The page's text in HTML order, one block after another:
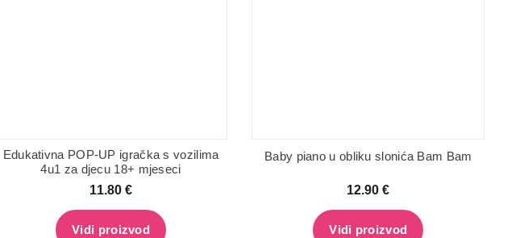
Edukativna POP-UP igračka s vozilima
4u1 za djecu 18+ mjeseci
11.80€
Vidi proizvod
Baby piano u obliku slonića Bam Bam
12.90€
Vidi proizvod